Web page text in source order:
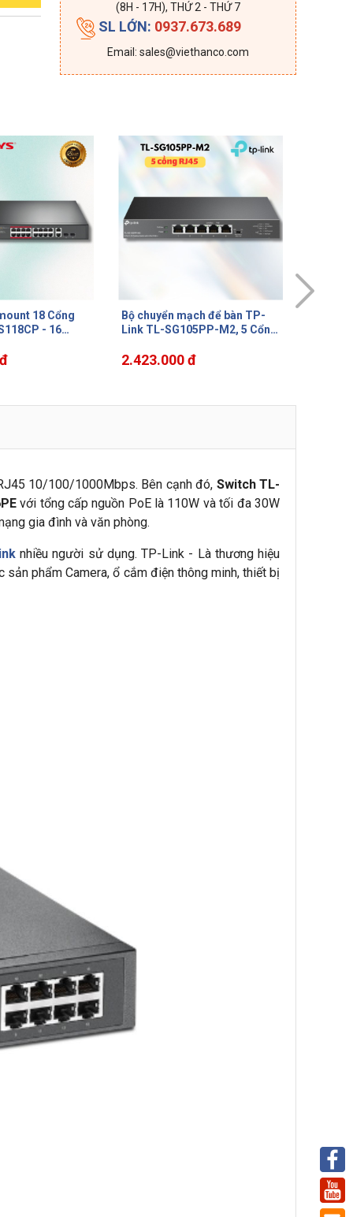
(8H - 17H), THỨ 2 - THỨ 7
SL LỚN: 0937.673.689
Email: sales@viethanco.com
để bàn TP-
M2, 5 Cổng
Hệ thống Wi-Fi Mesh AC1900
Deco S7 (3-Pack), Kết nối
2.434.000 đ
10/100/1000Mbps. Bên cạnh đó, Switch TL-
với tổng cấp nguồn PoE là 110W và tối đa 30W
gia đình và văn phòng.
nhiều người sử dụng. TP-Link - Là thương hiệu
phẩm Camera, ổ cắm điện thông minh, thiết bị